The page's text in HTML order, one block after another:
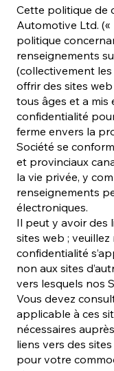
Cette politique de
Automotive Ltd.
politique
renseignements
(collectivement les
offrir des sites
tous âges et a
confidentialité
ferme envers la
Société se
et provinciaux
la vie privée, y
renseignements
électroniques.
Il peut y avoir des
sites web ;
confidentialité
non aux sites
vers lesquels nos
Vous devez
applicable à ces
nécessaires
liens vers des
pour votre